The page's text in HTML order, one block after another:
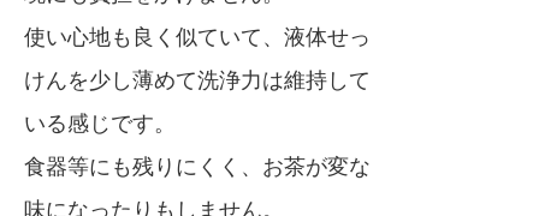
使い心地も良く似ていて、液体せっ
けんを少し薄めて洗浄力は維持して
いる感じです。
食器等にも残りにくく、お茶が変な
味になったりもしません。